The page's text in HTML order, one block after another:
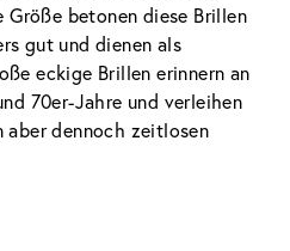
betonen diese Brillen
gut und dienen als
eckige Brillen erinnern an
70er-Jahre und verleihen
aber dennoch zeitlosen